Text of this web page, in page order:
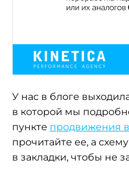
У нас в блоге
в которой мы
пункте продвижения
прочитайте ее, а
в закладки, чтобы не